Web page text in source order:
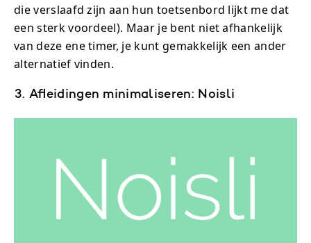
die verslaafd zijn aan hun toetsenbord lijkt me dat
een sterk voordeel). Maar je bent niet afhankelijk
van deze ene timer, je kunt gemakkelijk een ander
alternatief vinden.
3. Afleidingen minimaliseren: Noisli